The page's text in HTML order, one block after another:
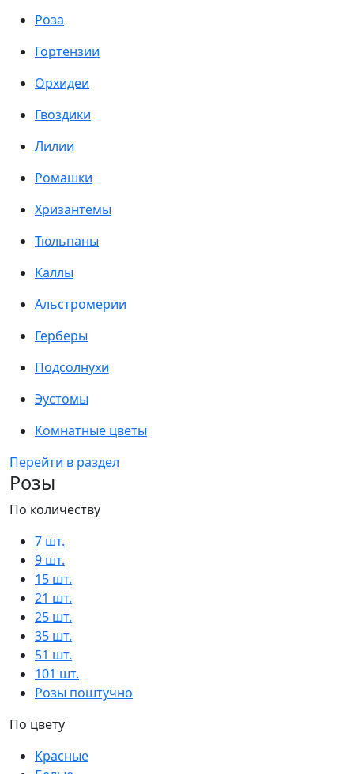
Роза
Гортензии
Орхидеи
Гвоздики
Лилии
Ромашки
Хризантемы
Тюльпаны
Каллы
Альстромерии
Герберы
Подсолнухи
Эустомы
Комнатные цветы
Перейти в раздел
Розы
По количеству
7 шт.
9 шт.
15 шт.
21 шт.
25 шт.
35 шт.
51 шт.
101 шт.
Розы поштучно
По цвету
Красные